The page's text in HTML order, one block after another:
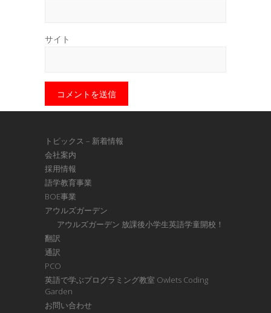
サイト
トピックス – 新着情報
会社案内
採用情報
語学教育事業
BOE事業
アウルズガーデン
アウルズガーデン 放課後小学生英語学童開校！
翻訳
通訳
PCO
英語で学ぶプログラミング教室 Owlets Coding
Garden
お問い合わせ